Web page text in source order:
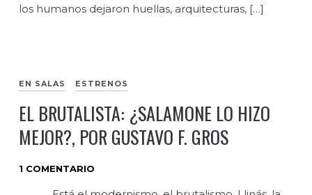
los humanos dejaron huellas, arquitecturas, […]
EN SALAS ESTRENOS
EL BRUTALISTA: ¿SALAMONE LO HIZO
MEJOR?, POR GUSTAVO F. GROS
1 COMENTARIO